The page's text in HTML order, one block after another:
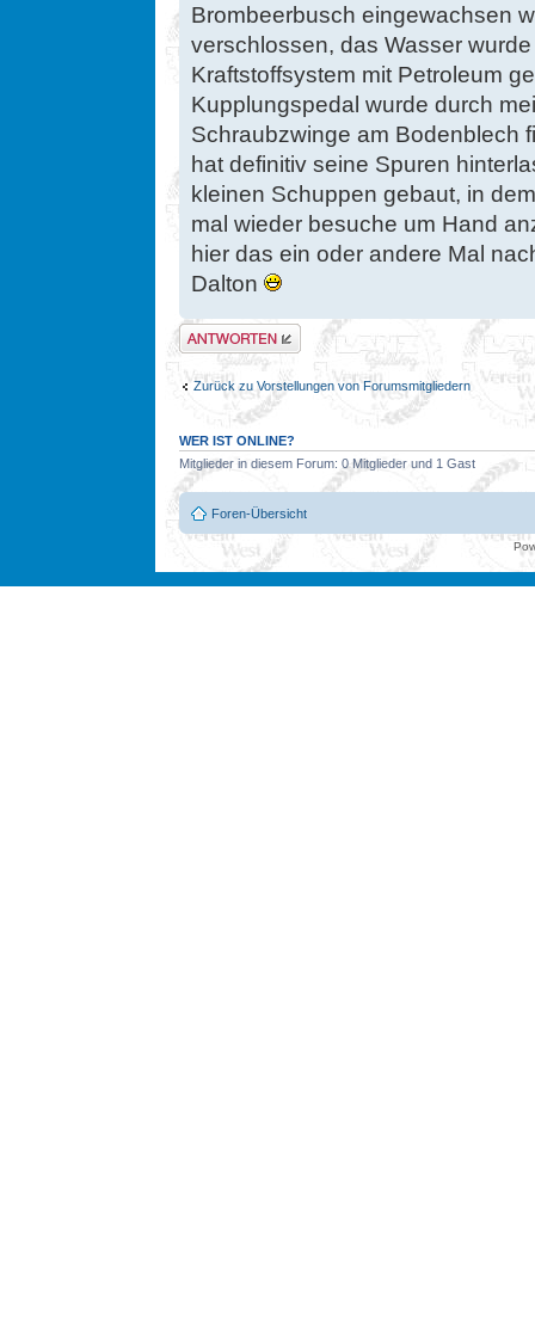
Brombeerbusch eingewachsen
verschlossen, das Wasser
Kraftstoffsystem mit Petroleum
Kupplungspedal wurde durch
Schraubzwinge am Bodenblech
hat definitiv seine Spuren
kleinen Schuppen gebaut, in
mal wieder besuche um Hand
hier das ein oder andere Mal
Dalton
Antwort erstellen
Zurück zu Vorstellungen von Forumsmitgliedern
WER IST ONLINE?
Mitglieder in diesem Forum: 0 Mitglieder und 1 Gast
Foren-Übersicht